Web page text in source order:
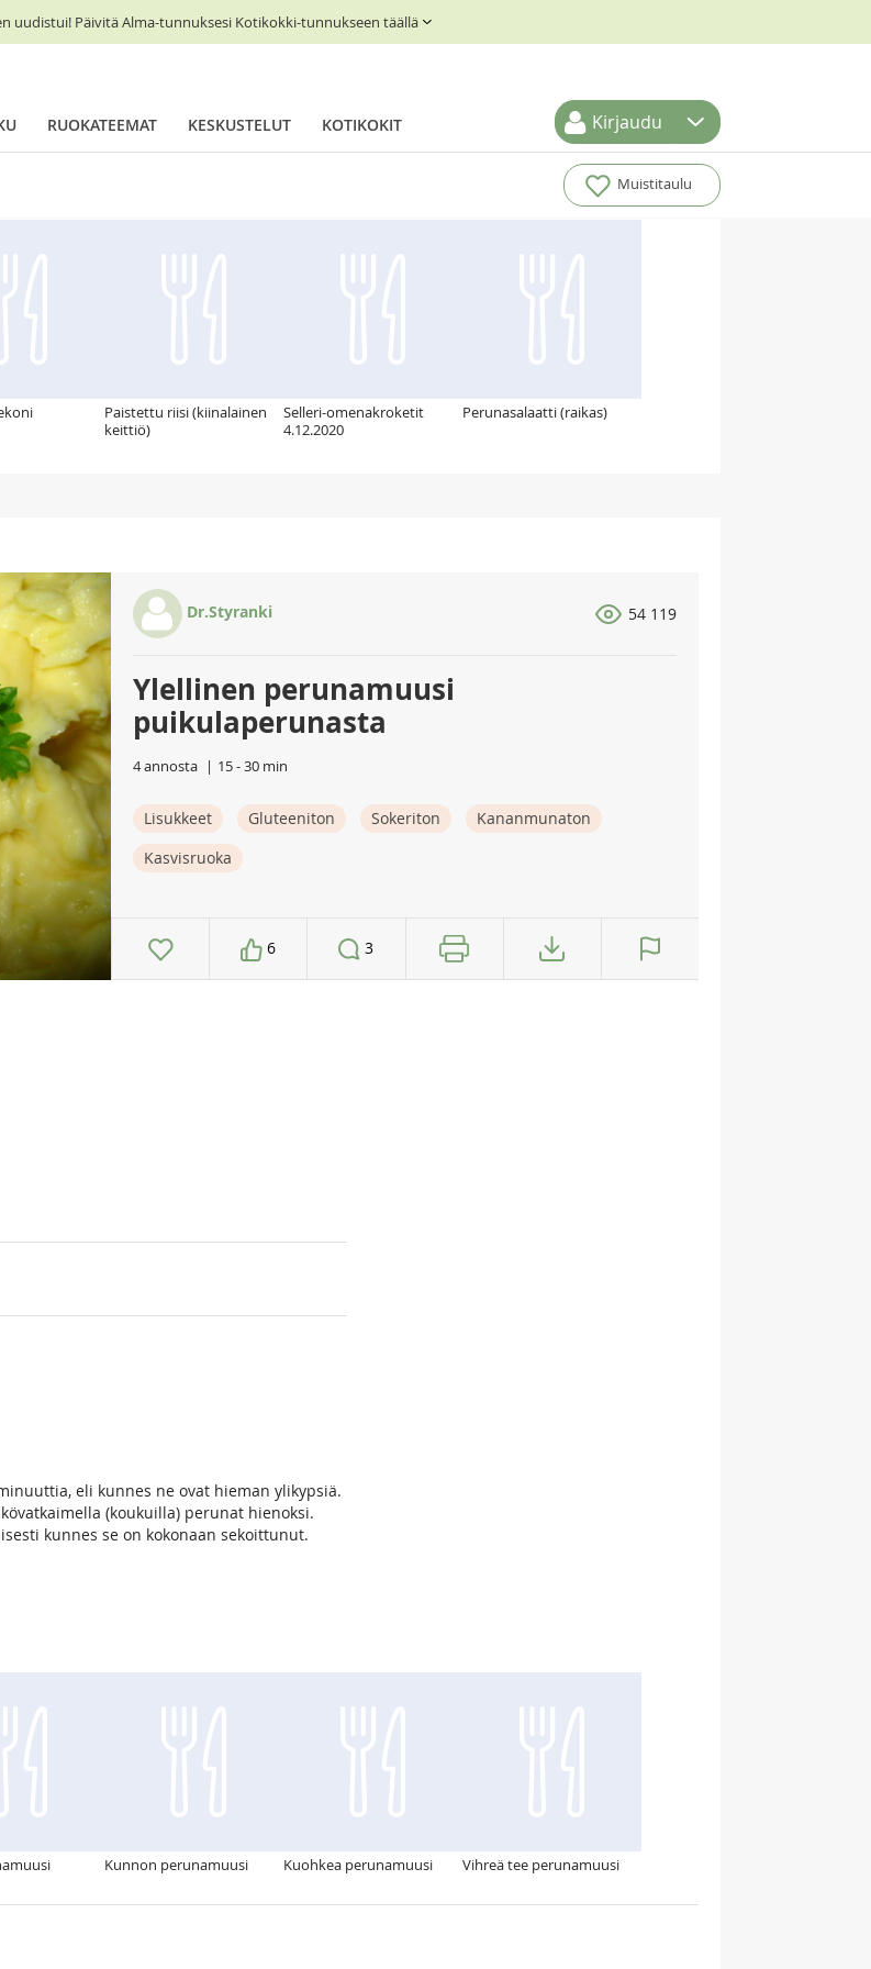
uudistui! Päivitä Alma-tunnuksesi Kotikokki-tunnukseen täällä
RUOKATEEMAT KESKUSTELUT KOTIKOKIT Kirjaudu
Muistitaulu
Paistettu riisi (kiinalainen
keittiö)
Selleri-omenakroketit
4.12.2020
Perunasalaatti (raikas)
Dr.Styranki 54 119
Ylellinen perunamuusi
puikulaperunasta
4 annosta 15 - 30 min
Lisukkeet Gluteeniton Sokeriton
Kananmunaton
Kasvisruoka
6 3
eli kunnes ne ovat hieman ylikypsiä.
(koukuilla) perunat hienoksi.
kunnes se on kokonaan sekoittunut.
Kunnon perunamuusi Kuohkea perunamuusi Vihreä tee perunamuusi